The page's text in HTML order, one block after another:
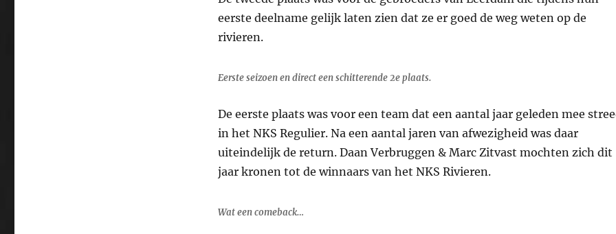
eerste deelname gelijk laten zien dat ze er goed de weg weten op de
rivieren.
Eerste seizoen en direct een schitterende 2e plaats.
De eerste plaats was voor een team dat een aantal jaar geleden mee
in het NKS Regulier. Na een aantal jaren van afwezigheid was daar
uiteindelijk de return. Daan Verbruggen & Marc Zitvast mochten zich dit
jaar kronen tot de winnaars van het NKS Rivieren.
Wat een comeback…